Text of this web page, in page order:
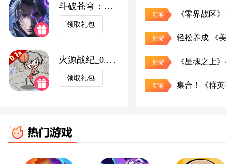
斗破苍穹：三年之约
领取礼包
火源战纪_0.1折
领取礼包
新游 《零界战区
新游 轻松养成 《
新游 《星魂之上
新游 集合！《群